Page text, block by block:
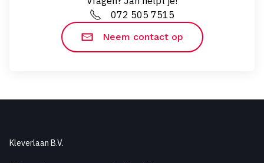
072 505 7515
Neem contact op
Kleverlaan B.V.